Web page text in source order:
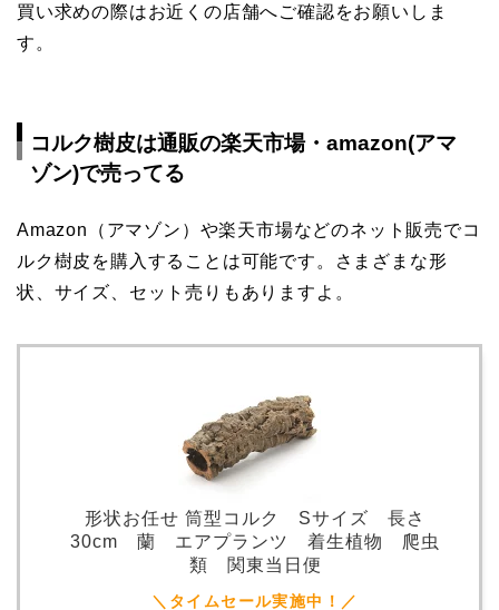
買い求めの際はお近くの店舗へご確認をお願いしま
す。
コルク樹皮は通販の楽天市場・amazon(アマ
ゾン)で売ってる
Amazon（アマゾン）や楽天市場などのネット販売でコ
ルク樹皮を購入することは可能です。さまざまな形
状、サイズ、セット売りもありますよ。
形状お任せ 筒型コルク Sサイズ 長さ
30cm 蘭 エアプランツ 着生植物 爬虫
類 関東当日便